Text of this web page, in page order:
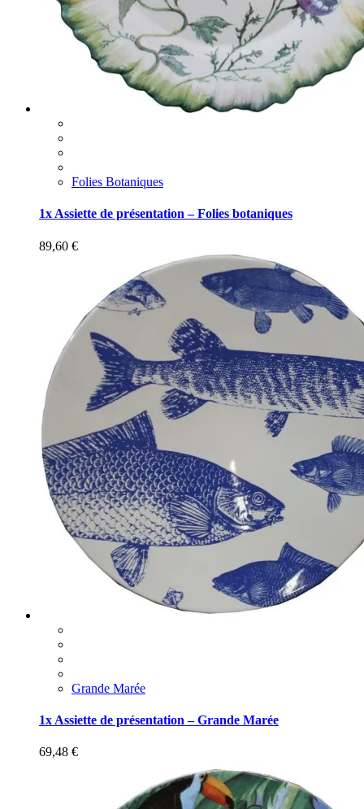
Folies Botaniques
1x Assiette de présentation – Folies botaniques
89,60 €
Grande Marée
1x Assiette de présentation – Grande Marée
69,48 €